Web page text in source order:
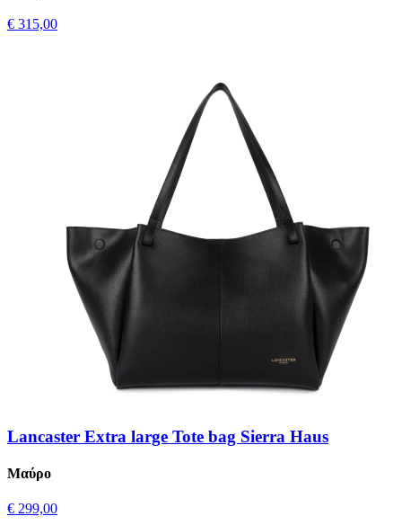
€ 315,00
Lancaster Extra large Tote bag Sierra Haus
Μαύρο
€ 299,00